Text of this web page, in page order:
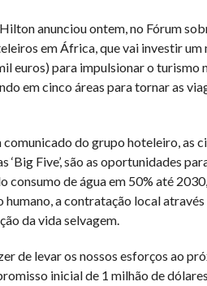
anunciou ontem, no Fórum
em África, que vai investir um
euros) para impulsionar o turismo
em cinco áreas para tornar as
comunicado do grupo hoteleiro, as
‘Big Five’, são as oportunidades
consumo de água em 50% até
a contratação local através
da vida selvagem.
de levar os nossos esforços ao
inicial de 1 milhão de